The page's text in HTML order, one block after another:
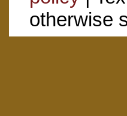
otherwise